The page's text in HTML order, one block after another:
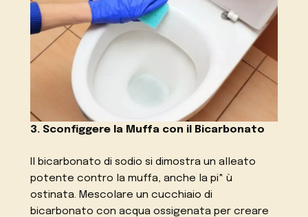
3. Sconfiggere la Muffa con il Bicarbonato
Il bicarbonato di sodio si dimostra un alleato
potente contro la muffa, anche la pi* ù
ostinata. Mescolare un cucchiaio di
bicarbonato con acqua ossigenata per creare